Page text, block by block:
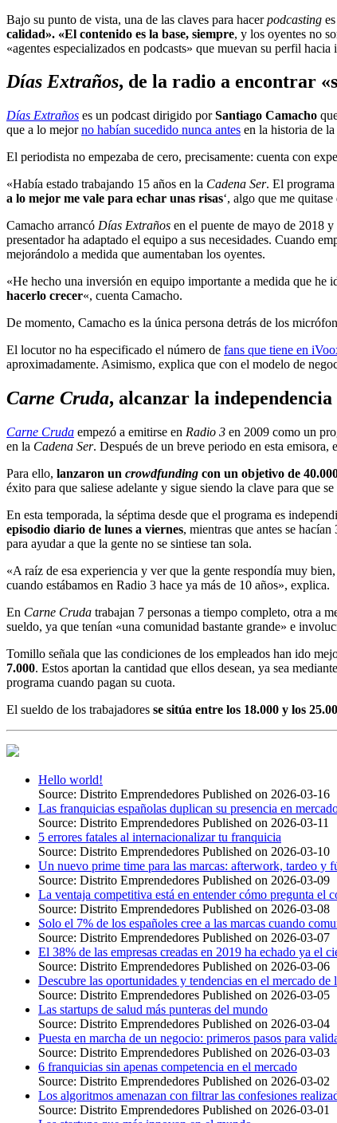
Bajo su punto de vista, una de las claves para hacerpodcasting
calidad». «El contenido es la base, siempre, y los oyentes no
«agentes especializados en podcasts» que muevan su perfil
Días Extraños, de la radio a encontrar
Días Extraños es un podcast dirigido porSantiago Camacho
que a lo mejorno habían sucedido nunca antes en la historia de
El periodista no empezaba de cero, precisamente: cuenta con
«Había estado trabajando 15 años en la Cadena Ser. El
a lo mejor me vale para echar unas risas‘, algo que me
Camacho arrancó Días Extraños en el puente de mayo de 2018
presentador ha adaptado el equipo a sus necesidades. Cuando
mejorándolo a medida que aumentaban los oyentes.
«He hecho una inversión en equipo importante a medida que he
hacerlo crecer«, cuenta Camacho.
De momento, Camacho es la única persona detrás de los
El locutor no ha especificado el número de fans que tiene en
aproximadamente. Asimismo, explica que con el modelo de
Carne Cruda, alcanzar la
Carne Cruda empezó a emitirse en Radio 3 en 2009 como un
en la Cadena Ser. Después de un breve periodo en esta
Para ello, lanzaron un crowdfunding con un objetivo de
éxito para que saliese adelante y sigue siendo la clave para que
En esta temporada, la séptima desde que el programa es
episodio diario de lunes a viernes, mientras que antes se
para ayudar a que la gente no se sintiese tan sola.
«A raíz de esa experiencia y ver que la gente respondía muy
cuando estábamos en Radio 3 hace ya más de 10 años», explica.
En Carne Cruda trabajan 7 personas a tiempo completo, otra a
sueldo, ya que tenían «una comunidad bastante grande» e
Tomillo señala que las condiciones de los empleados han ido
7.000. Estos aportan la cantidad que ellos desean, ya sea
programa cuando pagan su cuota.
El sueldo de los trabajadores se sitúa entre los 18.000 y los
Hello world!
Source: Distrito Emprendedores Published on 2026-03-16
Las franquicias españolas duplican su presencia en
Source: Distrito Emprendedores Published on 2026-03-11
5 errores fatales al internacionalizar tu franquicia
Source: Distrito Emprendedores Published on 2026-03-10
Un nuevo prime time para las marcas: afterwork, tardeo y
Source: Distrito Emprendedores Published on 2026-03-09
La ventaja competitiva está en entender cómo pregunta el
Source: Distrito Emprendedores Published on 2026-03-08
Solo el 7% de los españoles cree a las marcas cuando
Source: Distrito Emprendedores Published on 2026-03-07
El 38% de las empresas creadas en 2019 ha echado ya el
Source: Distrito Emprendedores Published on 2026-03-06
Descubre las oportunidades y tendencias en el mercado
Source: Distrito Emprendedores Published on 2026-03-05
Las startups de salud más punteras del mundo
Source: Distrito Emprendedores Published on 2026-03-04
Puesta en marcha de un negocio: primeros pasos para
Source: Distrito Emprendedores Published on 2026-03-03
6 franquicias sin apenas competencia en el mercado
Source: Distrito Emprendedores Published on 2026-03-02
Los algoritmos amenazan con filtrar las confesiones
Source: Distrito Emprendedores Published on 2026-03-01